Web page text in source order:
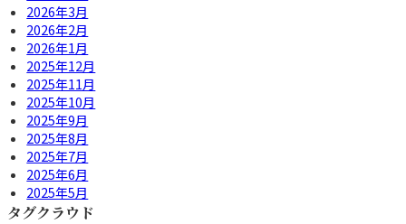
2026年3月
2026年2月
2026年1月
2025年12月
2025年11月
2025年10月
2025年9月
2025年8月
2025年7月
2025年6月
2025年5月
タグクラウド